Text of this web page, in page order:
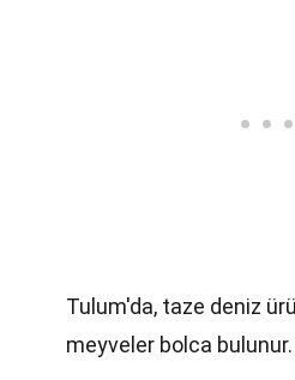
Tulum'da, taze deniz
meyveler bolca bulunur.